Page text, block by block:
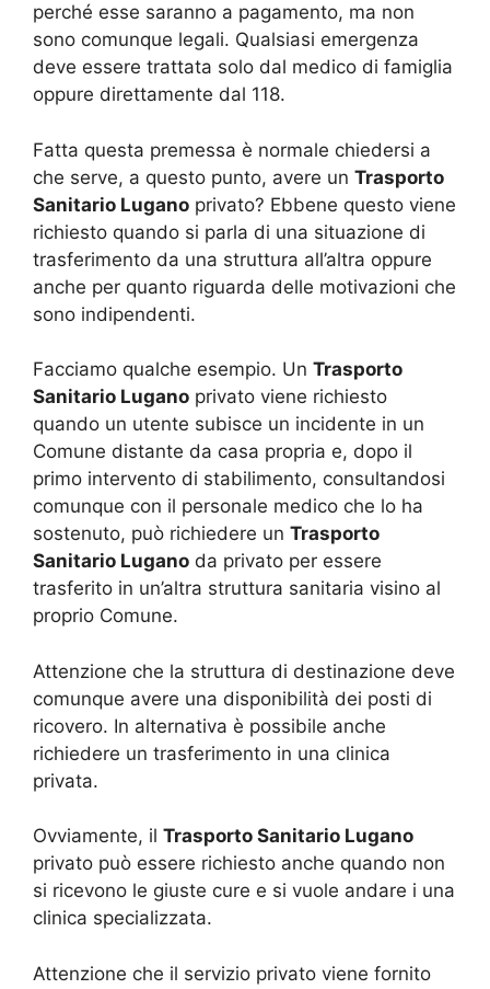
perché esse saranno a pagamento, ma non
sono comunque legali. Qualsiasi emergenza
deve essere trattata solo dal medico di famiglia
oppure direttamente dal 118.
Fatta questa premessa è normale chiedersi a
che serve, a questo punto, avere un Trasporto
Sanitario Lugano privato? Ebbene questo viene
richiesto quando si parla di una situazione di
trasferimento da una struttura all’altra oppure
anche per quanto riguarda delle motivazioni che
sono indipendenti.
Facciamo qualche esempio. Un Trasporto
Sanitario Lugano privato viene richiesto
quando un utente subisce un incidente in un
Comune distante da casa propria e, dopo il
primo intervento di stabilimento, consultandosi
comunque con il personale medico che lo ha
sostenuto, può richiedere un Trasporto
Sanitario Lugano da privato per essere
trasferito in un’altra struttura sanitaria visino al
proprio Comune.
Attenzione che la struttura di destinazione deve
comunque avere una disponibilità dei posti di
ricovero. In alternativa è possibile anche
richiedere un trasferimento in una clinica
privata.
Ovviamente, il Trasporto Sanitario Lugano
privato può essere richiesto anche quando non
si ricevono le giuste cure e si vuole andare i una
clinica specializzata.
Attenzione che il servizio privato viene fornito